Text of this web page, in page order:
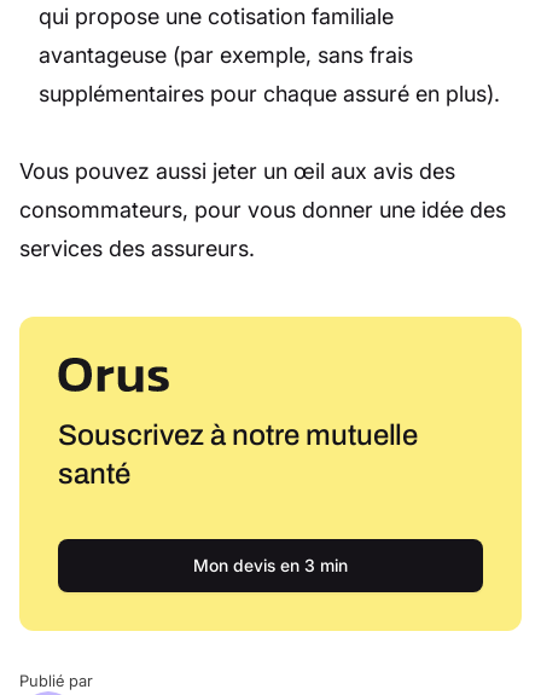
qui propose une cotisation familiale
avantageuse (par exemple, sans frais
supplémentaires pour chaque assuré en plus).
Vous pouvez aussi jeter un œil aux avis des
consommateurs, pour vous donner une idée des
services des assureurs.
Souscrivez à notre mutuelle
santé
Mon devis en 3 min
Publié par